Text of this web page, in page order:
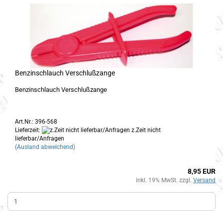
Benzinschlauch Verschlußzange
Benzinschlauch Verschlußzange
Art.Nr.: 396-568
Lieferzeit:
z.Zeit nicht
lieferbar/Anfragen
(Ausland abweichend)
8,95 EUR
inkl. 19% MwSt. zzgl. Versand